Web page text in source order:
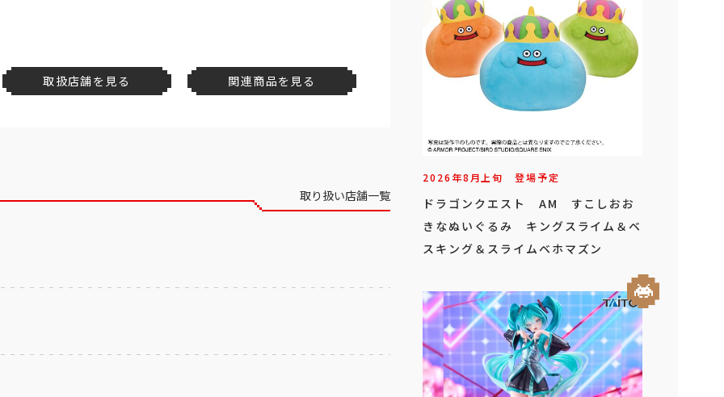
取扱店舗を見る 関連商品を見る
取り扱い店舗一覧
2026年8月上旬 登場予定
ドラゴンクエスト AM すこしおお
きなぬいぐるみ キングスライム＆ベ
スキング＆スライムベホマズン